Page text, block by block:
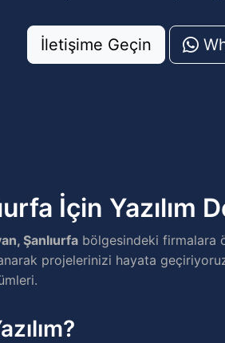
İletişime Geçin
İçin Yazılım
Şanlıurfa bölgesindeki firmalara
projelerinizi hayata